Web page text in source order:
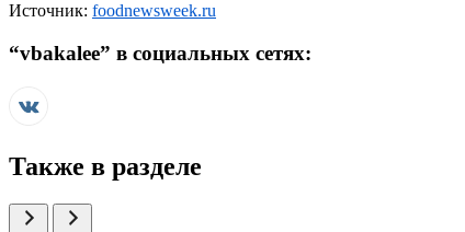
Источник: foodnewsweek.ru
“vbakalee” в социальных сетях:
Также в разделе